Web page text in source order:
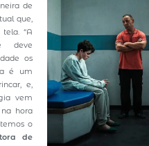
de
que,
“A
deve
os
é um
e,
vem
hora
o
de